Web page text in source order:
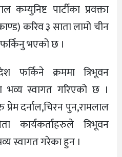
कम्युनिष्ट पार्टीका प्रवक्ता
करिव ३ साता लामो चीन
भएको छ ।
फर्किने क्रममा त्रिभूवन
भव्य स्वागत गरिएको छ ।
दर्नाल,चिरन पुन,रामलाल
कार्यकर्ताहरुले त्रिभूवन
स्वागत गरेका हुन ।